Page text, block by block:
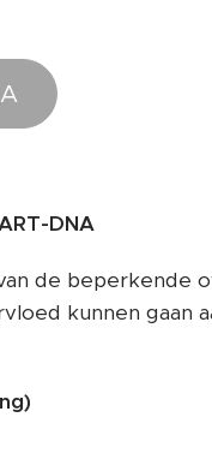
DNA
de beperkende
kunnen gaan